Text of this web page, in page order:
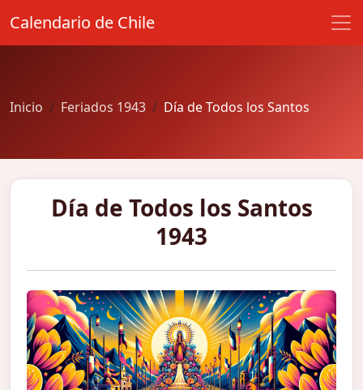
Calendario de Chile
Inicio Feriados 1943 Día de Todos los Santos
Día de Todos los Santos
1943